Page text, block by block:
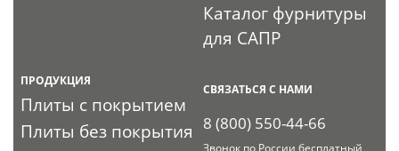
Каталог фурнитуры
для САПР
ПРОДУКЦИЯ
Плиты с покрытием
Плиты без покрытия
СВЯЗАТЬСЯ С НАМИ
8 (800) 550-44-66
Звонок по России бесплатный